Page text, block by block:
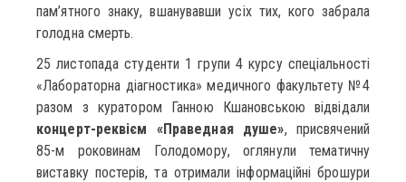
пам’ятного знаку, вшанувавши усіх тих, кого забрала
голодна смерть.
25 листопада студенти 1 групи 4 курсу спеціальності
«Лабораторна діагностика» медичного факультету №4
разом з куратором Ганною Кшановською відвідали
концерт-реквієм «Праведная душе», присвячений
85-м роковинам Голодомору, оглянули тематичну
виставку постерів, та отримали інформаційні брошури